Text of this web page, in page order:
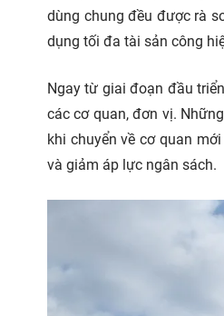
dùng chung đều được rà
dụng tối đa tài sản công
Ngay từ giai đoạn đầu
các cơ quan, đơn vị.
khi chuyển về cơ quan
và giảm áp lực ngân sách.